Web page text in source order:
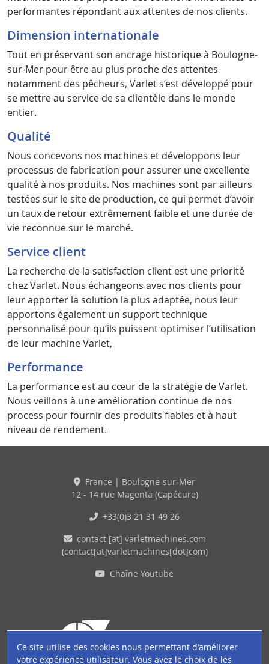
Ce site utilise des cookies nous permettant d'améliorer
votre expérience utilisateur. Vous avez le choix de les
performantes répondant aux attentes de nos clients.
Dimension internationale
Tout en préservant son ancrage historique à Boulogne-
sur-Mer pour être au plus proche des attentes
notamment des pêcheurs, Varlet s’est développé pour
se mettre au service de sa clientèle dans le monde
entier.
Qualité
Nous concevons nos machines et développons leur
processus de fabrication pour assurer une excellente
qualité à nos produits. Nos machines sont par ailleurs
testées sur le site de production, ce qui permet d’avoir
un taux de retour extrêmement faible et une durée de
vie reconnue sur le marché.
Service client
La recherche de la satisfaction client est une priorité
chez Varlet. Nous échangeons avec nos clients pour
leur apporter la solution la plus adaptée, nous leur
apportons également un support technique
personnalisé pour qu’ils puissent optimiser l’utilisation
de leur machine Varlet,
Performance
La performance est au cœur de la stratégie de Varlet.
Nous veillons à une amélioration continue de nos
process pour fournir des produits fiables et à haut
niveau de rendement.
France | Boulogne-sur-Mer
12 - 14 rue Magenta (Capécure)
+33(0)3 21 31 49 26
contact[at] varletmachines.com
(contact[at]varletmachines[dot]com)
Chaîne Youtube